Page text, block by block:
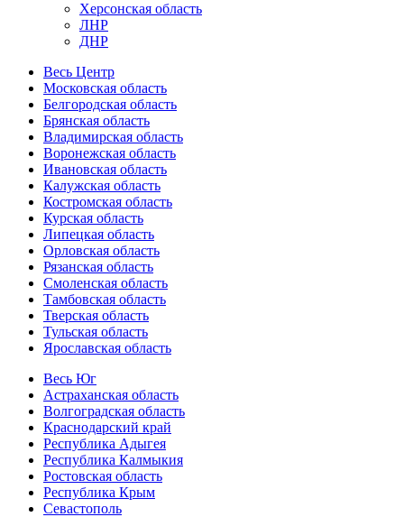
Херсонская область
ЛНР
ДНР
Весь Центр
Московская область
Белгородская область
Брянская область
Владимирская область
Воронежская область
Ивановская область
Калужская область
Костромская область
Курская область
Липецкая область
Орловская область
Рязанская область
Смоленская область
Тамбовская область
Тверская область
Тульская область
Ярославская область
Весь Юг
Астраханская область
Волгоградская область
Краснодарский край
Республика Адыгея
Республика Калмыкия
Ростовская область
Республика Крым
Севастополь